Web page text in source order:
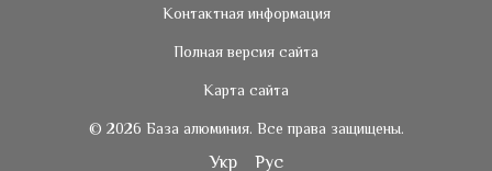
Контактная информация
Полная версия сайта
Карта сайта
© 2026 База алюминия. Все права защищены.
Укр Рус